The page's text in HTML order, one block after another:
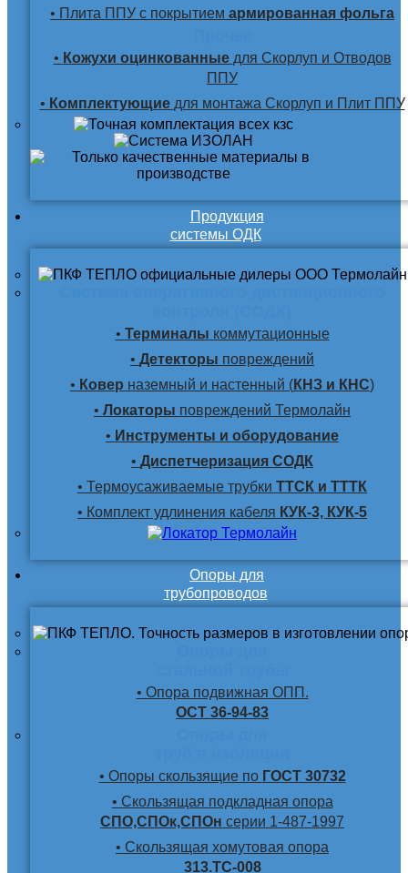
• Плита ППУ с покрытием армированная фольга
• Кожухи оцинкованные для Скорлуп и Отводов
ППУ
• Комплектующие для монтажа Скорлуп и Плит ППУ
Продукция
системы ОДК
• Терминалы коммутационные
• Детекторы повреждений
• Ковер наземный и настенный (КНЗ и КНС)
• Локаторы повреждений Термолайн
• Инструменты и оборудование
• Диспетчеризация СОДК
• Термоусаживаемые трубки ТТСК и ТТТК
• Комплект удлинения кабеля КУК-3, КУК-5
Опоры для
трубопроводов
• Опора подвижная ОПП.
ОСТ 36-94-83
• Опоры скользящие по ГОСТ 30732
• Скользящая подкладная опора
СПО,СПОк,СПОн серии 1-487-1997
• Скользящая хомутовая опора
313.ТС-008